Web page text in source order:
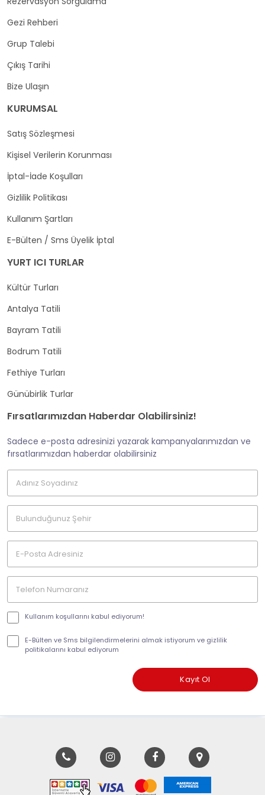
Gezi Rehberi
Grup Talebi
Çıkış Tarihi
Bize Ulaşın
KURUMSAL
Satış Sözleşmesi
Kişisel Verilerin Korunması
İptal-İade Koşulları
Gizlilik Politikası
Kullanım Şartları
E-Bülten / Sms Üyelik İptal
YURT ICI TURLAR
Kültür Turları
Antalya Tatili
Bayram Tatili
Bodrum Tatili
Fethiye Turları
Günübirlik Turlar
Fırsatlarımızdan Haberdar Olabilirsiniz!
Sadece e-posta adresinizi yazarak kampanyalarımızdan ve
fırsatlarımızdan haberdar olabilirsiniz
Kullanım koşullarını kabul ediyorum!
E-Bülten ve Sms bilgilendirmelerini almak istiyorum ve gizlilik
politikalarını kabul ediyorum